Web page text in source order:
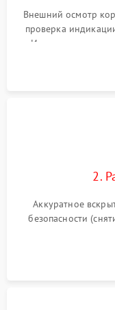
Внешний осмотр
проверка
Измерение
реакции ИБП на
2.
Аккуратное
безопасности
и кистей для